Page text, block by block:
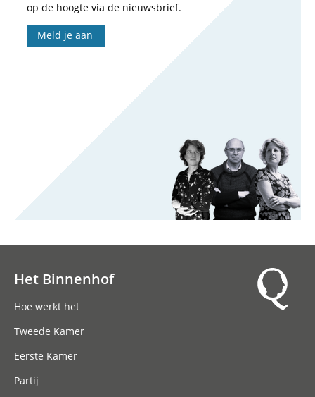
op de hoogte via de nieuwsbrief.
Meld je aan
Het Binnenhof
Hoe werkt het
Tweede Kamer
Eerste Kamer
Partij